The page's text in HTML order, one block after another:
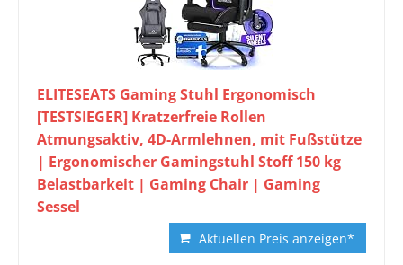
ELITESEATS Gaming Stuhl Ergonomisch
[TESTSIEGER] Kratzerfreie Rollen
Atmungsaktiv, 4D-Armlehnen, mit Fußstütze
| Ergonomischer Gamingstuhl Stoff 150 kg
Belastbarkeit | Gaming Chair | Gaming
Sessel
Aktuellen Preis anzeigen*